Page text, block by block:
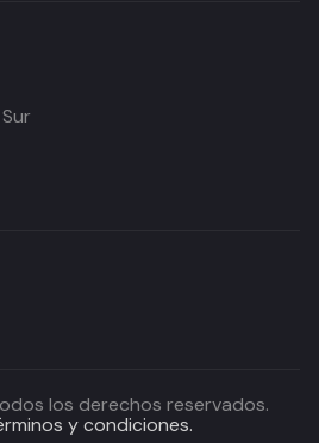
los derechos reservados.
y condiciones.